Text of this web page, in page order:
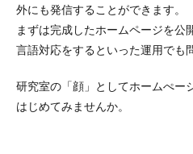
外にも発信することができます。
まずは完成したホームページを公
言語対応をするといった運用でも
研究室の「顔」としてホームぺー
はじめてみませんか。